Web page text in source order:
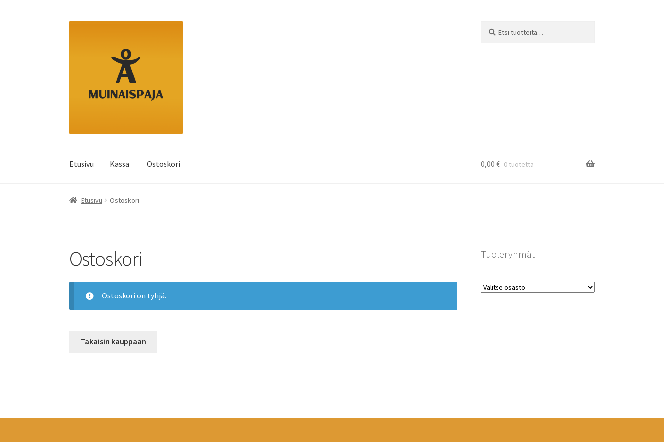
Etusivu Kassa Ostoskori
Etusivu Kassa Ostoskori
0,00 € 0 tuotetta
Etusivu Ostoskori
Ostoskori
Ostoskori on tyhjä.
Takaisin kauppaan
Tuoteryhmät